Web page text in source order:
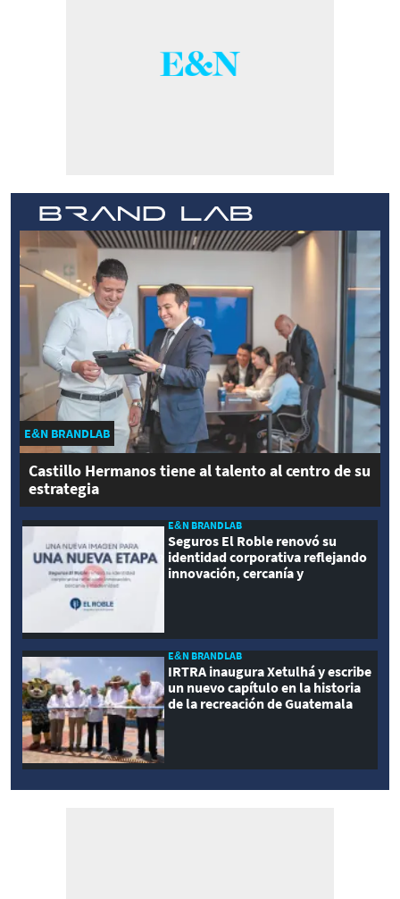
E&N BRANDLAB
Castillo Hermanos tiene al talento al centro de su
estrategia
E&N BRANDLAB
Seguros El Roble renovó su
identidad corporativa reflejando
innovación, cercanía y
E&N BRANDLAB
IRTRA inaugura Xetulhá y escribe
un nuevo capítulo en la historia
de la recreación de Guatemala